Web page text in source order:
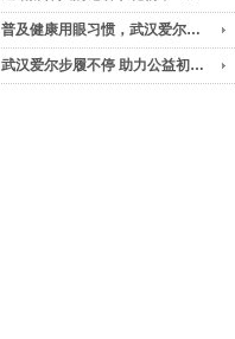
普及健康用眼习惯，武汉爱尔…
武汉爱尔步履不停 助力公益初…